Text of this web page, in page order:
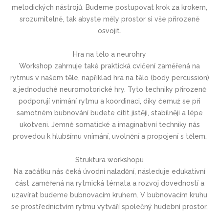
melodických nástrojů. Budeme postupovat krok za krokem,
srozumitelně, tak abyste měly prostor si vše přirozeně
osvojit.
Hra na tělo a neurohry
Workshop zahrnuje také praktická cvičení zaměřená na
rytmus v našem těle, například hra na tělo (body percussion)
a jednoduché neuromotorické hry. Tyto techniky přirozeně
podporují vnímání rytmu a koordinaci, díky čemuž se při
samotném bubnování budete cítit jistěji, stabilněji a lépe
ukotveni. Jemné somatické a imaginativní techniky nás
provedou k hlubšímu vnímání, uvolnění a propojení s tělem.
Struktura workshopu
Na začátku nás čeká úvodní naladění, následuje edukativní
část zaměřená na rytmická témata a rozvoj dovedností a
uzavírat budeme bubnovacím kruhem. V bubnovacím kruhu
se prostřednictvím rytmu vytváří společný hudební prostor,